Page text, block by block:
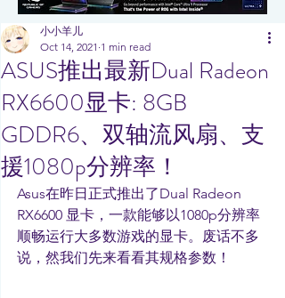
ASUS推出最新Dual Radeon
RX6600显卡: 8GB
GDDR6、双轴流风扇、支
援1080p分辨率！
小小羊儿
Oct 14, 2021 1 min read
Asus在昨日正式推出了Dual Radeon
RX6600 显卡，一款能够以1080p分辨率
顺畅运行大多数游戏的显卡。废话不多
说，然我们先来看看其规格参数！